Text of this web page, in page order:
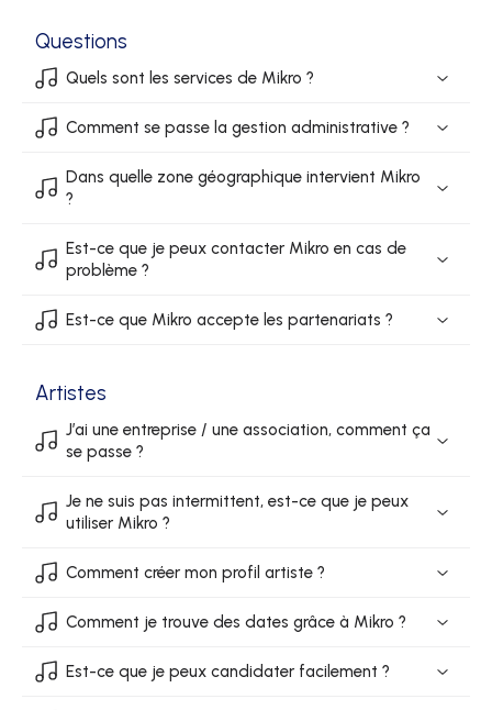
Questions
Quels sont les services de Mikro ?
Comment se passe la gestion administrative ?
Dans quelle zone géographique intervient Mikro
?
Est-ce que je peux contacter Mikro en cas de
problème ?
Est-ce que Mikro accepte les partenariats ?
Artistes
J’ai une entreprise / une association, comment ça
se passe ?
Je ne suis pas intermittent, est-ce que je peux
utiliser Mikro ?
Comment créer mon profil artiste ?
Comment je trouve des dates grâce à Mikro ?
Est-ce que je peux candidater facilement ?